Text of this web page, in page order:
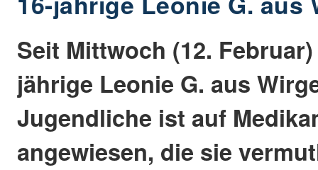
Seit Mittwoch (12.
jährige Leonie G. aus
Jugendliche ist auf
angewiesen, die sie